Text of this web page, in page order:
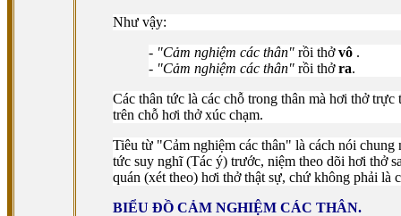
Như vậy:
- "Cảm nghiệm các thân" rồi thởvô .
- "Cảm nghiệm các thân" rồi thởra.
Các thân tức là các chỗ trong thân mà hơi thở
trên chỗ hơi thở xúc chạm.
Tiêu từ "Cảm nghiệm các thân" là cách nói
tức suy nghĩ (Tác ý) trước, niệm theo dõi hơi thở
quán (xét theo) hơi thở thật sự, chứ không phải là
BIỂU ÐỒ CẢM NGHIỆM CÁC THÂN.